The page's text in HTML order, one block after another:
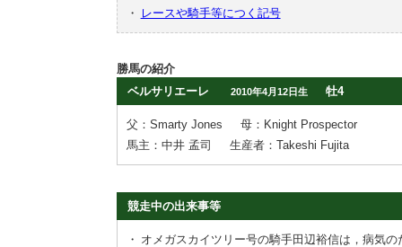
・
レースや騎手等につく記号
勝馬の紹介
ベルサリエーレ
2010年4月12日生 牡4
父：Smarty Jones
母：Knight Prospector
馬主：中井 孟司
生産者：Takeshi Fujita
競走中の出来事等
・ オメガスカイツリー号の騎手田辺裕信は，病気